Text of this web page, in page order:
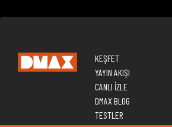
KEŞFET
YAYIN AKIŞI
CANLI İZLE
DMAX BLOG
TESTLER